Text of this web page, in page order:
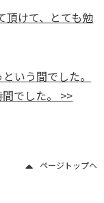
頂けて、とても勉
いう間でした。
でした。 >>
ページトップヘ